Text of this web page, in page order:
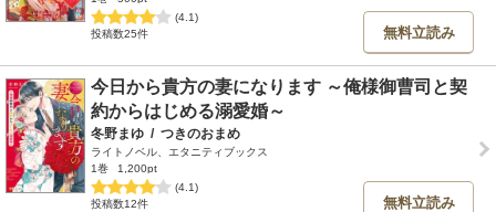
(4.1)
投稿数25件
無料立読み
今日から貴方の妻になります ～俺様御曹司と契
約からはじめる溺愛婚～
冬野まゆ / つきのおまめ
ライトノベル、エタニティブックス
1巻
1,200pt
(4.1)
投稿数12件
無料立読み